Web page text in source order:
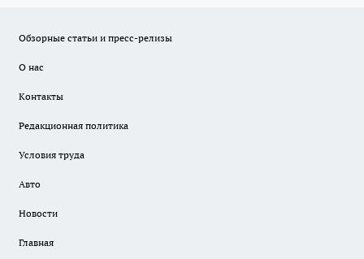
Обзорные статьи и пресс-релизы
О нас
Контакты
Редакционная политика
Условия труда
Авто
Новости
Главная